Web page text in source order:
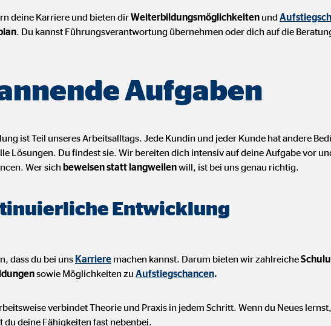
deine Karriere und bieten dirWeiterbildungsmöglichkeitenund
. Du kannst Führungsverantwortung übernehmen oder dich auf die
Aufgaben
ist Teil unseres Arbeitsalltags. Jede Kundin und jeder Kunde hat andere
Lösungen. Du findest sie. Wir bereiten dich intensiv auf deine Aufgabe vor
Wer sich beweisen statt langweilenwill, ist bei uns genau richtig.
Entwicklung
dass du bei uns Karrieremachen kannst. Darum bieten wir zahlreiche
sowie Möglichkeiten zu Aufstiegschancen.
verbindet Theorie und Praxis in jedem Schritt. Wenn du Neues
du deine Fähigkeiten fast nebenbei.